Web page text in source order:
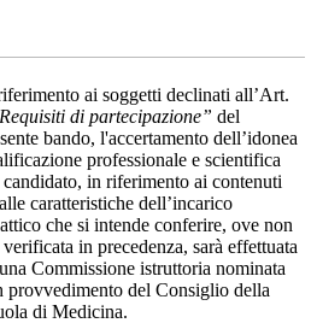
ai soggetti declinati all’Art.
Requisiti di partecipazione” del
bando, l'accertamento dell’idonea
professionale e scientifica
candidato, in riferimento ai contenuti
caratteristiche dell’incarico
che si intende conferire, ove non
verificata in precedenza, sarà effettuata
Commissione istruttoria nominata
provvedimento del Consiglio della
di Medicina.